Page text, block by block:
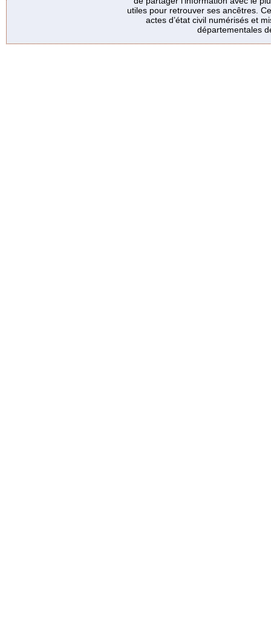
utiles pour retrouver ses ancêtres.
actes d’état civil numérisés et
départementales